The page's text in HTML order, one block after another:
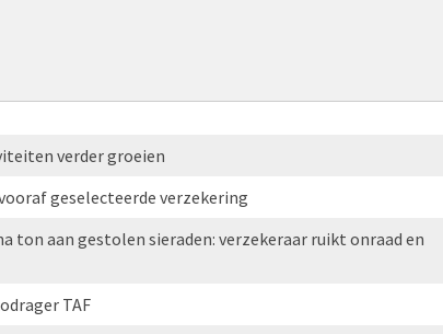
verder groeien
geselecteerde verzekering
ton aan gestolen sieraden: verzekeraar ruikt onraad en
TAF